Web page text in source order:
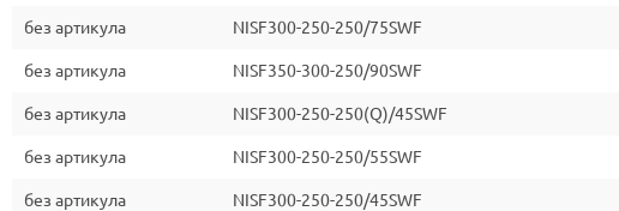
без артикула NISF300-250-250/75SWF
без артикула NISF350-300-250/90SWF
без артикула NISF300-250-250(Q)/45SWF
без артикула NISF300-250-250/55SWF
без артикула NISF300-250-250/45SWF